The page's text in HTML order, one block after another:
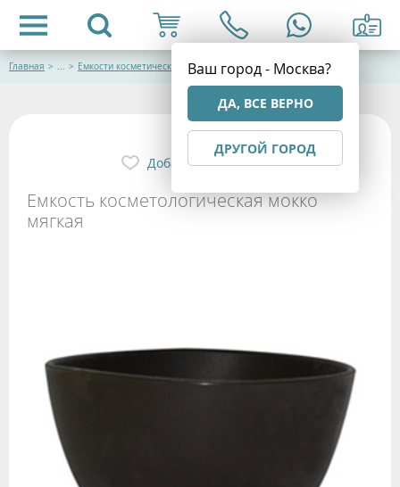
Ваш город - Москва?
ДА, ВСЕ ВЕРНО
ДРУГОЙ ГОРОД
Главная > ... > Емкости косметические
Емкость косметологическая мокко
мягкая
Добавить в избранное